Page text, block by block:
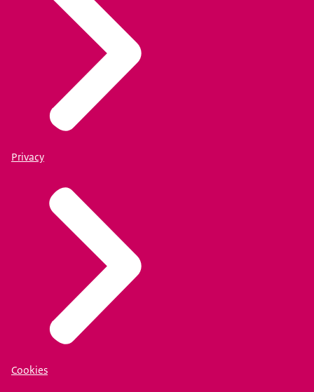
Privacy
Cookies